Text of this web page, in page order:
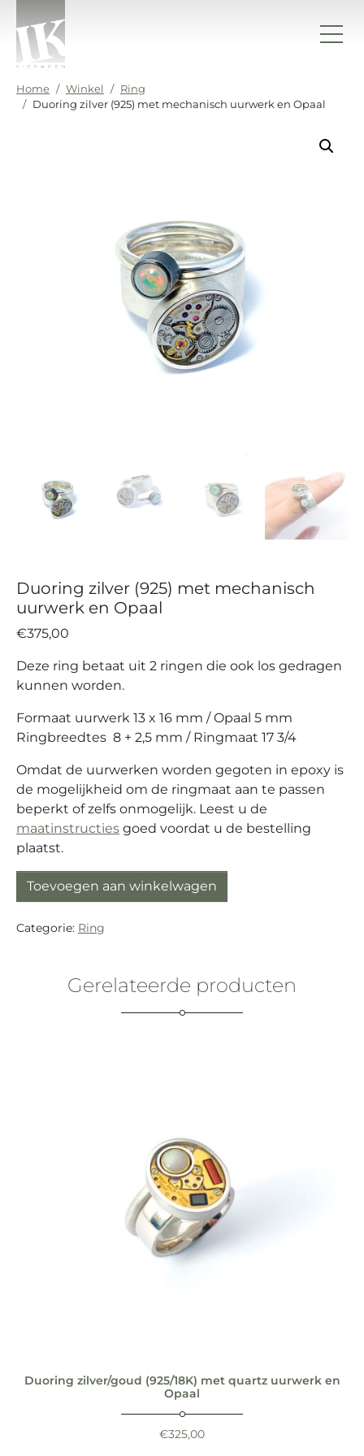
IK sieraden
Home Winkel
Ring
Duoring zilver (925) met mechanisch uurwerk en Opaal
Duoring zilver (925) met mechanisch
uurwerk en Opaal
€375,00
Deze ring betaat uit 2 ringen die ook los gedragen
kunnen worden.
Formaat uurwerk 13 x 16 mm / Opaal 5 mm
Ringbreedtes 8 + 2,5 mm / Ringmaat 17 3/4
Omdat de uurwerken worden gegoten in epoxy is
de mogelijkheid om de ringmaat aan te passen
beperkt of zelfs onmogelijk. Leest u de
maatinstructies goed voordat u de bestelling
plaatst.
Duoring zilver (925) met mechanisch uurwerk en
Toevoegen aan winkelwagen
Categorie: Ring
Gerelateerde producten
Duoring zilver/goud (925/18K) met quartz uurwerk en
Opaal
€325,00